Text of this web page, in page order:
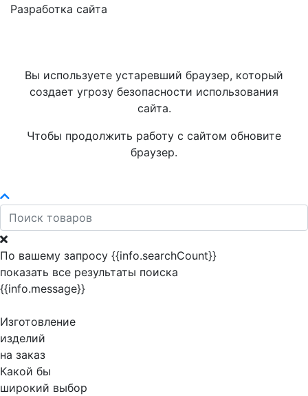
Разработка сайта
Вы используете устаревший браузер, который
создает угрозу безопасности использования
сайта.
Чтобы продолжить работу с сайтом обновите
браузер.
По вашему запросу {{info.searchCount}}
показать все результаты поиска
{{info.message}}
Изготовление
изделий
на заказ
Какой бы
широкий выбор